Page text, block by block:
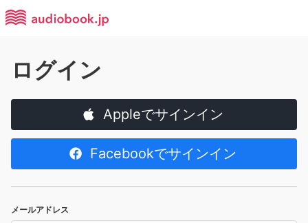
ログイン
Appleでサインイン
Facebookでサインイン
メールアドレス